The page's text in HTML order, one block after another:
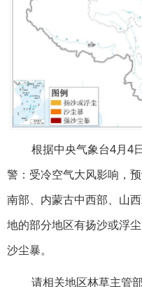
根据中央气象台4月4
警：受冷空气大风影响，
南部、内蒙古中西部、山
地的部分地区有扬沙或浮
沙尘暴。
请相关地区林草主管